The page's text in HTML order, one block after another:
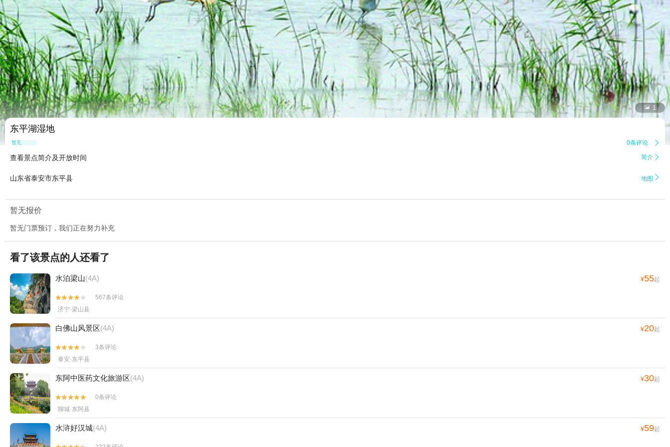
 1
东平湖湿地
暂无点评 0条评论 
查看景点简介及开放时间 简介 
山东省泰安市东平县 地图 
暂无报价
暂无门票预订，我们正在努力补充
看了该景点的人还看了
水泊梁山(4A) ¥55起


567条评论
济宁·梁山县
白佛山风景区(4A) ¥20起


3条评论
泰安·东平县
东阿中医药文化旅游区(4A) ¥30起


0条评论
聊城·东阿县
水浒好汉城(4A) ¥59起